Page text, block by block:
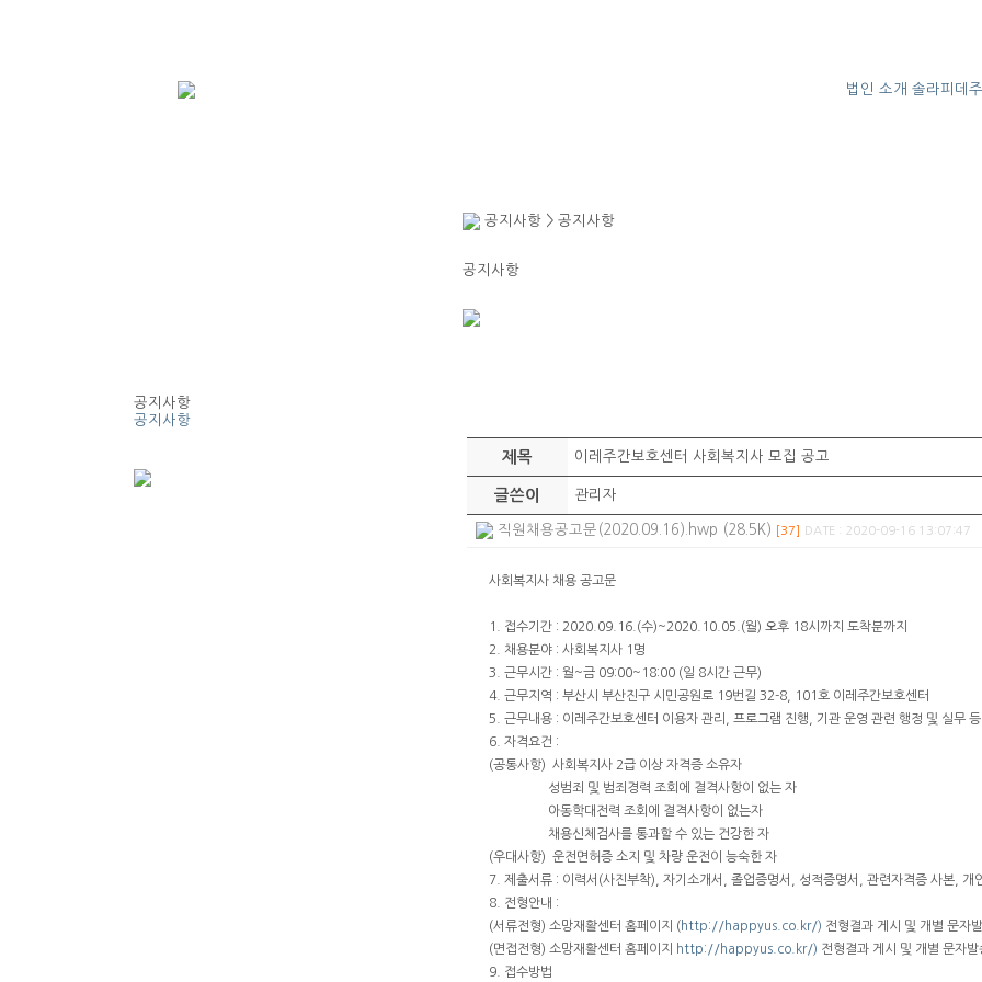
법인 소개 솔라피데
공지사항
공지사항
공지사항 > 공지사항
공지사항
제목 이레주간보호센터 사회복지사 모집 공고
글쓴이 관리자
직원채용공고문(2020.09.16).hwp (28.5K) [37] DATE : 2020-09-16 13:07:47
사회복지사 채용 공고문
1. 접수기간 : 2020.09.16.(수)~2020.10.05.(월) 오후 18시까지 도착분까지
2. 채용분야 : 사회복지사 1명
3. 근무시간 : 월~금 09:00~18:00 (일 8시간 근무)
4. 근무지역 : 부산시 부산진구 시민공원로 19번길 32-8, 101호 이레주간보호센터
5. 근무내용 : 이레주간보호센터 이용자 관리, 프로그램 진행, 기관 운영 관련 행정 및 실무 등
6. 자격요건 :
(공통사항) 사회복지사 2급 이상 자격증 소유자
성범죄 및 범죄경력 조회에 결격사항이 없는 자
아동학대전력 조회에 결격사항이 없는자
채용신체검사를 통과할 수 있는 건강한 자
(우대사항) 운전면허증 소지 및 차량 운전이 능숙한 자
7. 제출서류 : 이력서(사진부착), 자기소개서, 졸업증명서, 성적증명서, 관련자격증 사본, 개
8. 전형안내 :
(서류전형) 소망재활센터 홈페이지 ( http://happyus.co.kr/) 전형결과 게시 및 개별 문자
(면접전형) 소망재활센터 홈페이지
http://happyus.co.kr/) 전형결과 게시 및 개별 문자발
9. 접수방법